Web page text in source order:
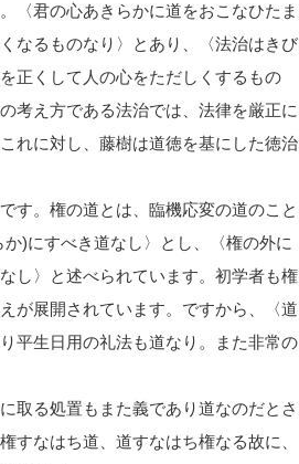
〈君の心あきらかに道をおこなひたま
なるものなり〉とあり、〈法治はきび
正くして人の心をただしくするもの
考え方である法治では、法律を厳正に
れに対し、藤樹は道徳を基にした徳治
す。権の道とは、臨機応変の道のこと
)にすべき道なし〉とし、〈権の外に
し〉と述べられています。初学者も権
が展開されています。ですから、〈道
平生日用の礼法も道なり。また非常の
取る処置もまた義であり道なのだとさ
すなはち道、道すなはち権なる故に、